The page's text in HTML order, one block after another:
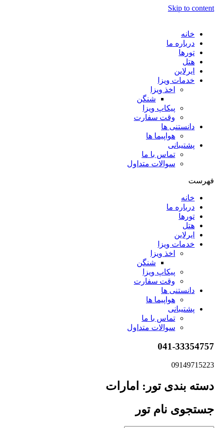
Skip to content
خانه
درباره ما
تورها
هتل
ایرلاین
خدمات ویزا
اخذ ویزا
شنگن
پیکاپ ویزا
وقت سفارت
دانستنی ها
هواپیما ها
پشتیبانی
تماس با ما
سوالات متداول
فهرست
خانه
درباره ما
تورها
هتل
ایرلاین
خدمات ویزا
اخذ ویزا
شنگن
پیکاپ ویزا
وقت سفارت
دانستنی ها
هواپیما ها
پشتیبانی
تماس با ما
سوالات متداول
041-33354757
09149715223
دسته بندی تور: امارات
جستجوی نام تور